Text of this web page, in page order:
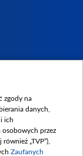
zgody na
danych,
ich
osobowych przez
„TVP”),
Zaufanych